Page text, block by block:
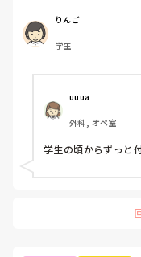
りんご
学生
uuua
外科, オペ室
学生の頃からずっと